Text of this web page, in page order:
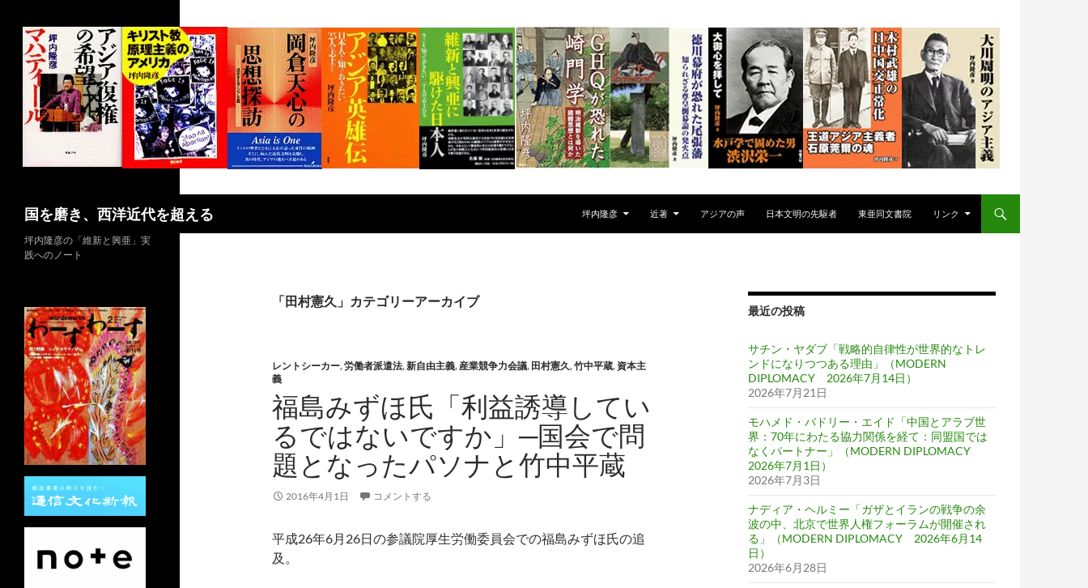
国を磨き、西洋近代を超える 坪内隆彦 近著 アジアの声 日本文明の先駆者 東亜同文書院 リンク
「田村憲久」カテゴリーアーカイブ
レントシーカー,労働者派遣法,新自由主義,産業競争力会議, 田村憲久,竹中平蔵,資本主
義
福島みずほ氏「利益誘導してい
るではないですか」─国会で問
題となったパソナと竹中平蔵
2016年4月1日 コメントする
平成26年6月26日の参議院厚生労働委員会での福島みずほ氏の追
及。
最近の投稿
サチン・ヤダブ「戦略的自律性が世界的なトレ
ンドになりつつある理由」（MODERN
DIPLOMACY 2026年7月14日）
2026年7月21日
モハメド・バドリー・エイド「中国とアラブ世
界：70年にわたる協力関係を経て：同盟国では
なくパートナー」（MODERN DIPLOMACY
2026年7月1日）
2026年7月3日
ナディア・ヘルミー「ガザとイランの戦争の余
波の中、北京で世界人権フォーラムが開催され
る」（MODERN DIPLOMACY 2026年6月14
日）
2026年6月28日
坪内隆彦の「維新と興亜」実
践へのノート